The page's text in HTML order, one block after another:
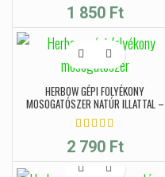
1 850 Ft
HERBOW GÉPI FOLYÉKONY
MOSOGATÓSZER NATÚR ILLATTAL –
750ML
2 790 Ft